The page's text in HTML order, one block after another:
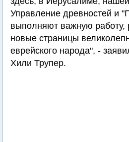
Управление древностей и
выполняют важную работу,
новые страницы
еврейского народа", -
Хили Трупер.